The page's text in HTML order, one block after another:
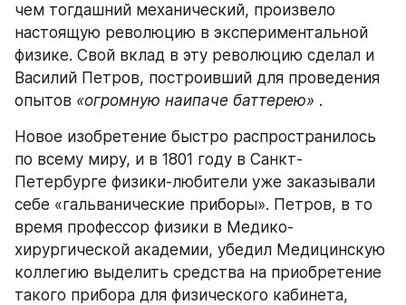
чем тогдашний механический, произвело
настоящую революцию в экспериментальной
физике. Свой вклад в эту революцию сделал и
Василий Петров, построивший для проведения
опытов «огромную наипаче баттерею» .
Новое изобретение быстро распространилось
по всему миру, и в 1801 году в Санкт-
Петербурге физики-любители уже заказывали
себе «гальванические приборы». Петров, в то
время профессор физики в Медико-
хирургической академии, убедил Медицинскую
коллегию выделить средства на приобретение
такого прибора для физического кабинета,